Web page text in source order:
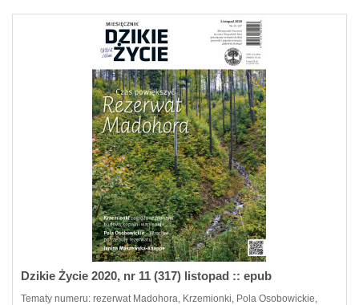
Dzikie Życie 2020, nr 11 (317) listopad :: epub
Tematy numeru: rezerwat Madohora, Krzemionki, Pola Osobowickie,